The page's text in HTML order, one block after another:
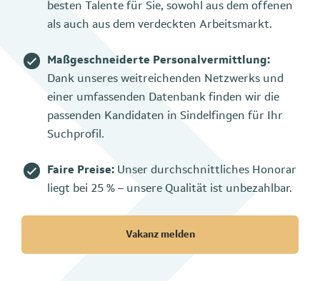
besten Talente für Sie, sowohl aus dem offenen
als auch aus dem verdeckten Arbeitsmarkt.
Maßgeschneiderte Personalvermittlung:
Dank unseres weitreichenden Netzwerks und
einer umfassenden Datenbank finden wir die
passenden Kandidaten in Sindelfingen für Ihr
Suchprofil.
Faire Preise: Unser durchschnittliches Honorar
liegt bei 25 % – unsere Qualität ist unbezahlbar.
Vakanz melden